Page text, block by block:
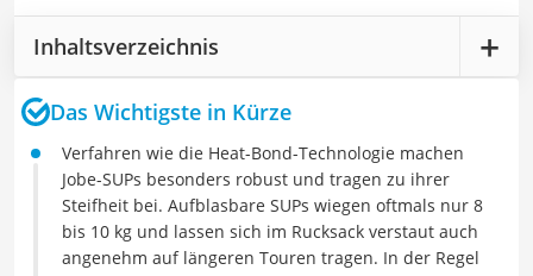
Inhaltsverzeichnis
Das Wichtigste in Kürze
Verfahren wie die Heat-Bond-Technologie machen
Jobe-SUPs besonders robust und tragen zu ihrer
Steifheit bei. Aufblasbare SUPs wiegen oftmals nur 8
bis 10 kg und lassen sich im Rucksack verstaut auch
angenehm auf längeren Touren tragen. In der Regel